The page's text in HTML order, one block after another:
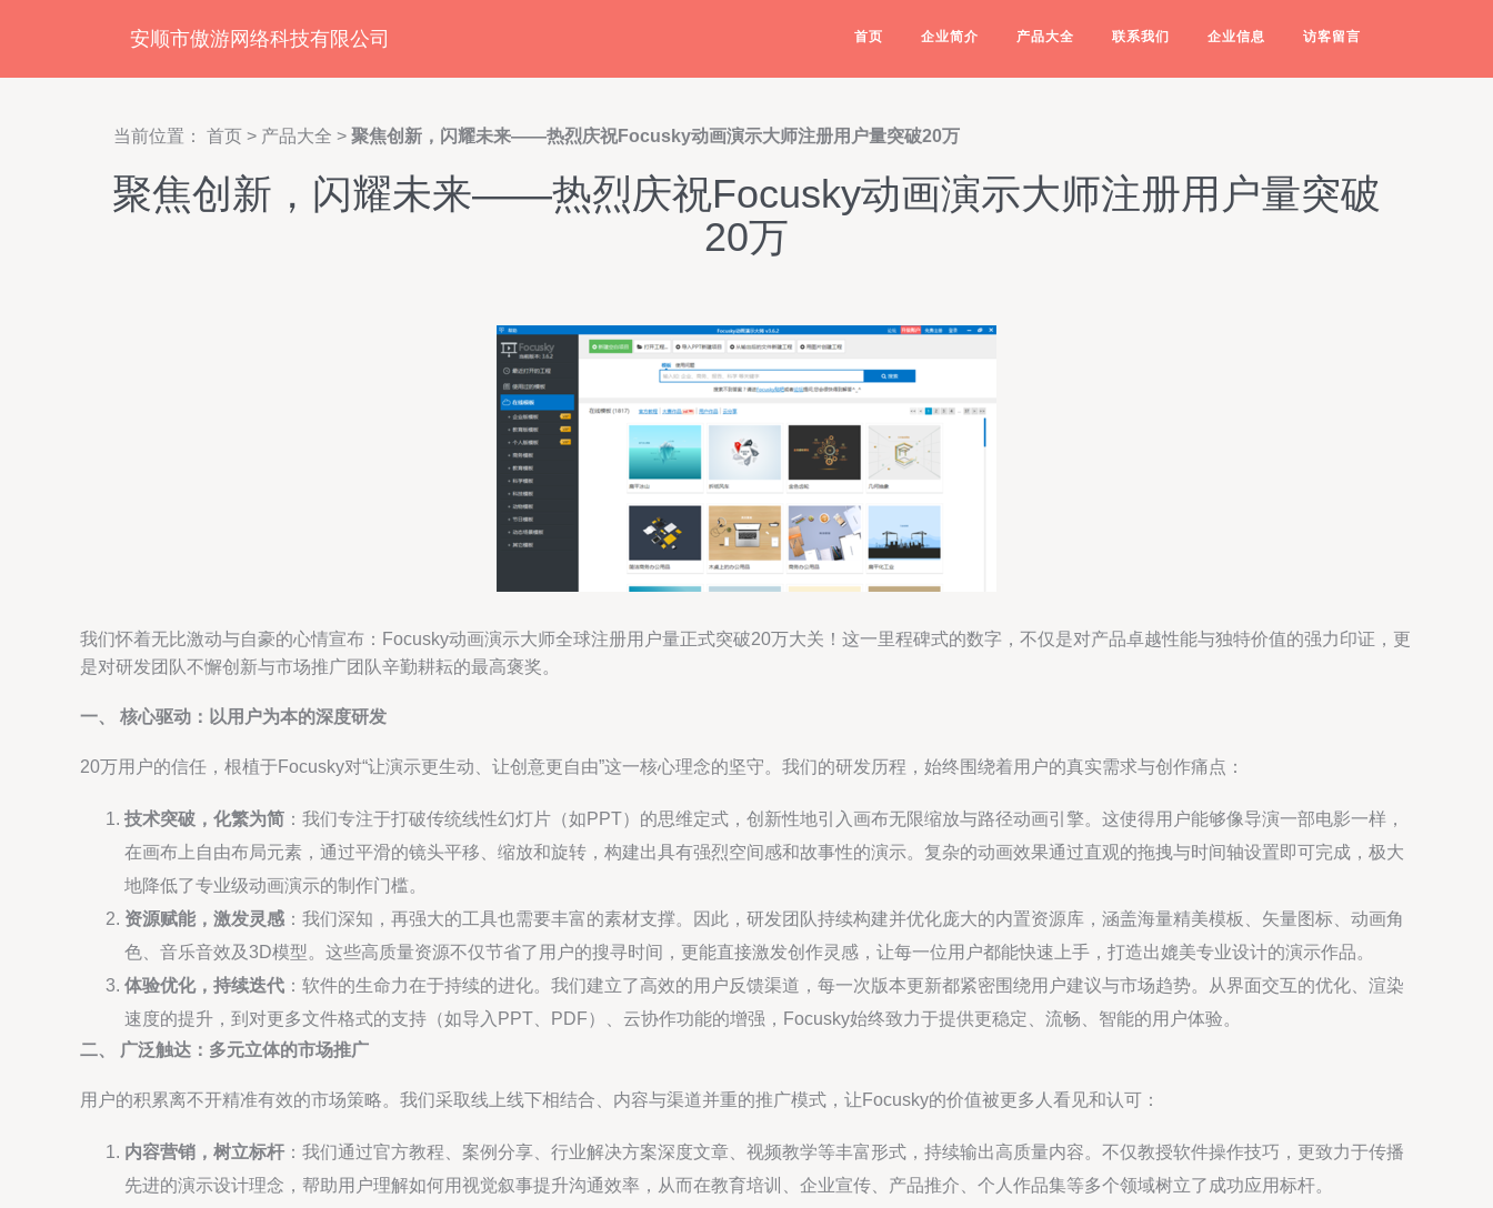
安顺市傲游网络科技有限公司 首页 企业简介 产品大全 联系我们 企业信息 访客留言
当前位置： 首页 > 产品大全 > 聚焦创新，闪耀未来——热烈庆祝Focusky动画演示大师注册用户量突破20万
聚焦创新，闪耀未来——热烈庆祝Focusky动画演示大师注册用户量突破
20万
我们怀着无比激动与自豪的心情宣布：Focusky动画演示大师全球注册用户量正式突破20万大关！这一里程碑式的数字，不仅是对产品卓越性能与独特价值的强力印证，更
是对研发团队不懈创新与市场推广团队辛勤耕耘的最高褒奖。
一、 核心驱动：以用户为本的深度研发
20万用户的信任，根植于Focusky对“让演示更生动、让创意更自由”这一核心理念的坚守。我们的研发历程，始终围绕着用户的真实需求与创作痛点：
技术突破，化繁为简 ：我们专注于打破传统线性幻灯片（如PPT）的思维定式，创新性地引入画布无限缩放与路径动画引擎。这使得用户能够像导演一部电影一样，
在画布上自由布局元素，通过平滑的镜头平移、缩放和旋转，构建出具有强烈空间感和故事性的演示。复杂的动画效果通过直观的拖拽与时间轴设置即可完成，极大
地降低了专业级动画演示的制作门槛。
资源赋能，激发灵感 ：我们深知，再强大的工具也需要丰富的素材支撑。因此，研发团队持续构建并优化庞大的内置资源库，涵盖海量精美模板、矢量图标、动画角
色、音乐音效及3D模型。这些高质量资源不仅节省了用户的搜寻时间，更能直接激发创作灵感，让每一位用户都能快速上手，打造出媲美专业设计的演示作品。
体验优化，持续迭代 ：软件的生命力在于持续的进化。我们建立了高效的用户反馈渠道，每一次版本更新都紧密围绕用户建议与市场趋势。从界面交互的优化、渲染
速度的提升，到对更多文件格式的支持（如导入PPT、PDF）、云协作功能的增强，Focusky始终致力于提供更稳定、流畅、智能的用户体验。
二、 广泛触达：多元立体的市场推广
用户的积累离不开精准有效的市场策略。我们采取线上线下相结合、内容与渠道并重的推广模式，让Focusky的价值被更多人看见和认可：
内容营销，树立标杆 ：我们通过官方教程、案例分享、行业解决方案深度文章、视频教学等丰富形式，持续输出高质量内容。不仅教授软件操作技巧，更致力于传播
先进的演示设计理念，帮助用户理解如何用视觉叙事提升沟通效率，从而在教育培训、企业宣传、产品推介、个人作品集等多个领域树立了成功应用标杆。